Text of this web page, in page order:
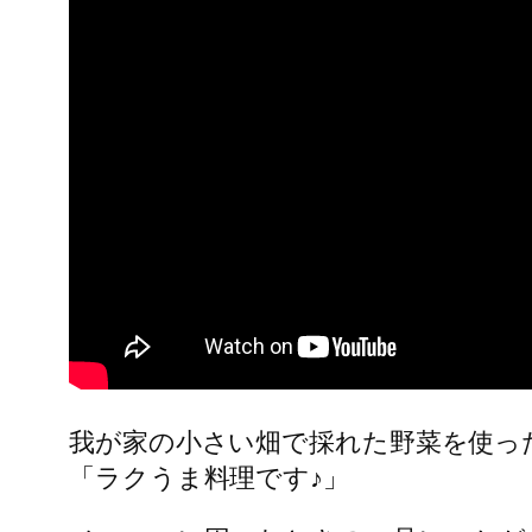
我が家の小さい畑で採れた野菜を使っ
「ラクうま料理です♪」